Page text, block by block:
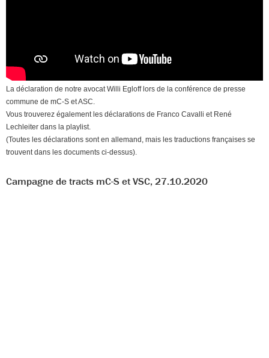
La déclaration de notre avocat Willi Egloff lors de la conférence de presse
commune de mC-S et ASC.
Vous trouverez également les déclarations de Franco Cavalli et René
Lechleiter dans la playlist.
(Toutes les déclarations sont en allemand, mais les traductions françaises se
trouvent dans les documents ci-dessus).
Campagne de tracts mC-S et VSC, 27.10.2020